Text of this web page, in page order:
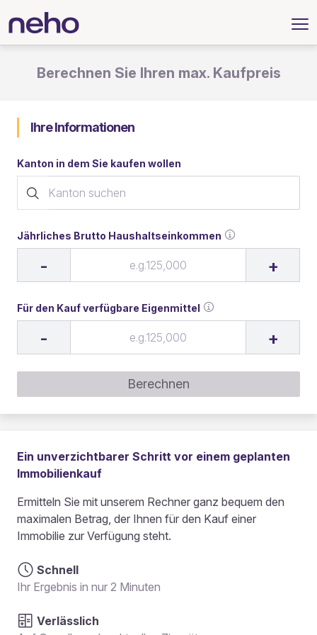
Berechnen Sie Ihren max. Kaufpreis
Ein unverzichtbarer Schritt vor einem geplanten
Immobilienkauf
Ermitteln Sie mit unserem Rechner ganz bequem den
maximalen Betrag, der Ihnen für den Kauf einer
Immobilie zur Verfügung steht.
Schnell
Ihr Ergebnis in nur 2 Minuten
Verlässlich
Ihre Informationen
Kanton in dem Sie kaufen wollen
Jährliches Brutto Haushaltseinkommen
- +
Für den Kauf verfügbare Eigenmittel
- +
Berechnen